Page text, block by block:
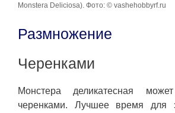
Monstera Deliciosa). Фото: © vashehobbyrf.ru
Размножение
Черенками
Монстера деликатесная
черенками. Лучшее время для